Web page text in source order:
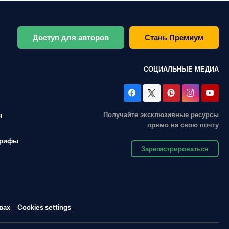
Доступ для авторов Стань Премиум
СОЦИАЛЬНЫЕ МЕДИА
Получайте эксклюзивные ресурсы
прямо на свою почту
Зарегистрироваться
Cookies settings